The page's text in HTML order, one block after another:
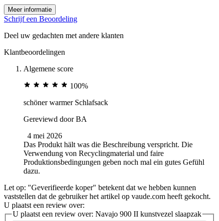
Meer informatie
Schrijf een Beoordeling
Deel uw gedachten met andere klanten
Klantbeoordelingen
Algemene score
100%
schöner warmer Schlafsack
Gereviewd doorBA
4 mei 2026
Das Produkt hält was die Beschreibung verspricht. Die
Verwendung von Recyclingmaterial und faire
Produktionsbedingungen geben noch mal ein gutes Gefühl
dazu.
Let op: "Geverifieerde koper" betekent dat we hebben kunnen
vaststellen dat de gebruiker het artikel op vaude.com heeft gekocht.
U plaatst een review over:
U plaatst een review over: Navajo 900 II kunstvezel slaapzak